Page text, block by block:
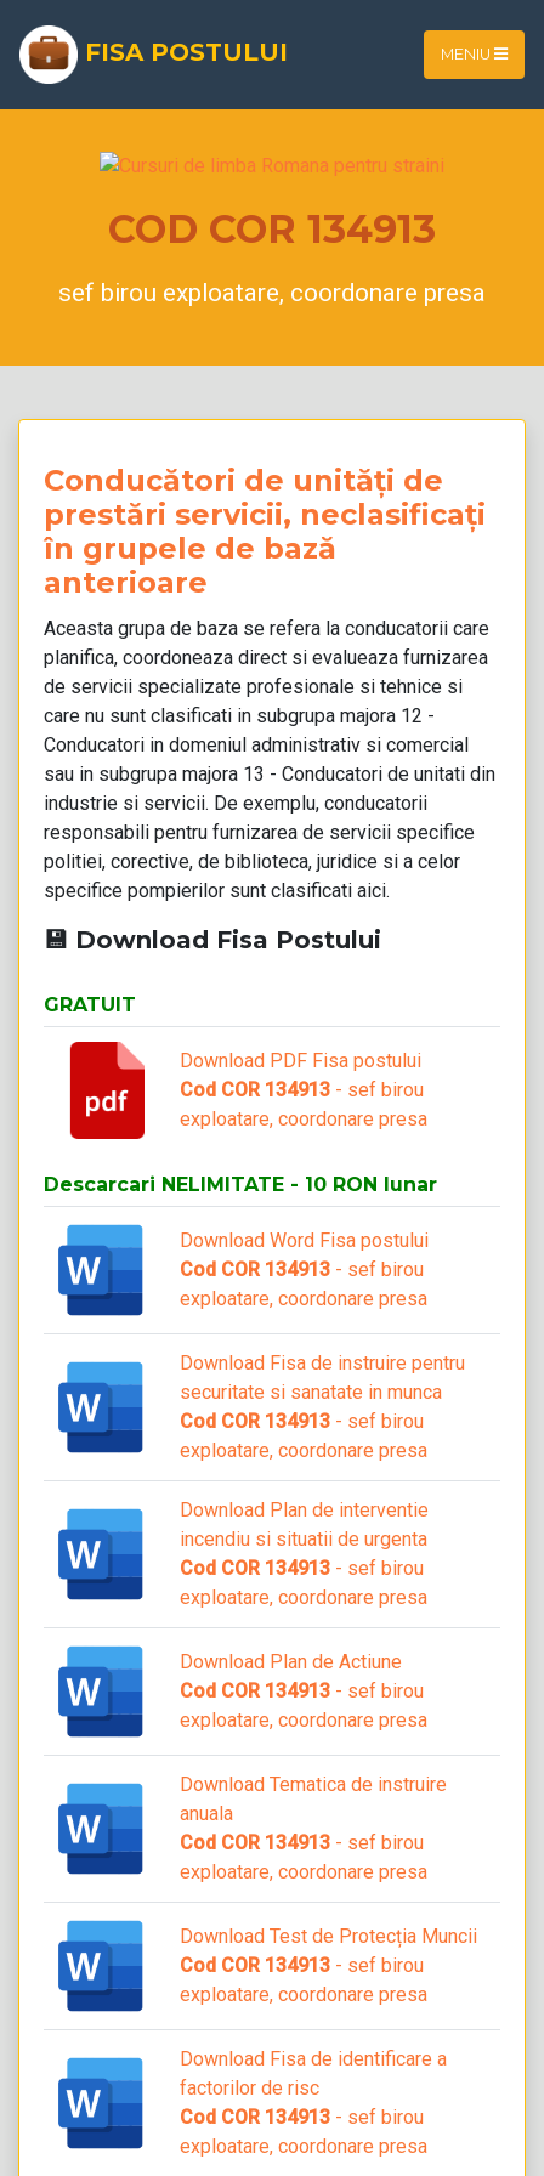
FISA POSTULUI MENIU
COD COR 134913
sef birou exploatare, coordonare presa
Conducători de unități de
prestări servicii, neclasificați
în grupele de bază
anterioare
Aceasta grupa de baza se refera la conducatorii care
planifica, coordoneaza direct si evalueaza furnizarea
de servicii specializate profesionale si tehnice si
care nu sunt clasificati in subgrupa majora 12 -
Conducatori in domeniul administrativ si comercial
sau in subgrupa majora 13 - Conducatori de unitati din
industrie si servicii. De exemplu, conducatorii
responsabili pentru furnizarea de servicii specifice
politiei, corective, de biblioteca, juridice si a celor
specifice pompierilor sunt clasificati aici.
💾 Download Fisa Postului
GRATUIT
Download PDF Fisa postului
Cod COR 134913 - sef birou
exploatare, coordonare presa
Descarcari NELIMITATE - 10 RON lunar
Download Word Fisa postului
Cod COR 134913 - sef birou
exploatare, coordonare presa
Download Fisa de instruire pentru
securitate si sanatate in munca
Cod COR 134913 - sef birou
exploatare, coordonare presa
Download Plan de interventie
incendiu si situatii de urgenta
Cod COR 134913 - sef birou
exploatare, coordonare presa
Download Plan de Actiune
Cod COR 134913 - sef birou
exploatare, coordonare presa
Download Tematica de instruire
anuala
Cod COR 134913 - sef birou
exploatare, coordonare presa
Download Test de Protecția Muncii
Cod COR 134913 - sef birou
exploatare, coordonare presa
Download Fisa de identificare a
factorilor de risc
Cod COR 134913 - sef birou
exploatare, coordonare presa